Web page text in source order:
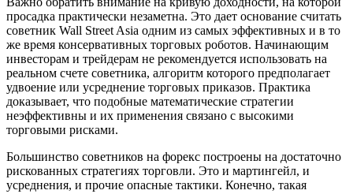
просадка практически незаметна. Это дает основание считать
советник Wall Street Asia одним из самых эффективных и в то
же время консервативных торговых роботов. Начинающим
инвесторам и трейдерам не рекомендуется использовать на
реальном счете советника, алгоритм которого предполагает
удвоение или усреднение торговых приказов. Практика
доказывает, что подобные математические стратегии
неэффективны и их применения связано с высокими
торговыми рисками.
Большинство советников на форекс построены на достаточно
рискованных стратегиях торговли. Это и мартингейл, и
усреднения, и прочие опасные тактики. Конечно, такая